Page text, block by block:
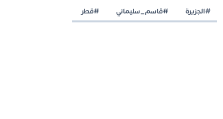
#الجزيرة #قاسم_سليماني #قطر